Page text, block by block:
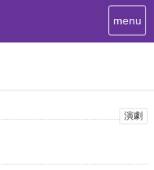
T
o
i
menu
演劇